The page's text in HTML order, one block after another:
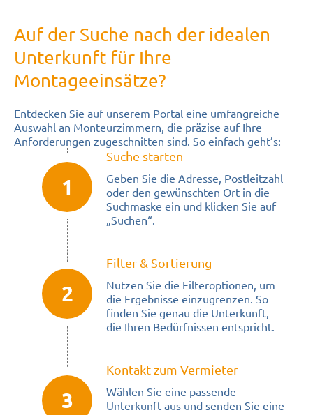
Auf der Suche nach der idealen
Unterkunft für Ihre
Montageeinsätze?
Entdecken Sie auf unserem Portal eine umfangreiche
Auswahl an Monteurzimmern, die präzise auf Ihre
Anforderungen zugeschnitten sind. So einfach geht’s:
1
Suche starten
Geben Sie die Adresse, Postleitzahl
oder den gewünschten Ort in die
Suchmaske ein und klicken Sie auf
„Suchen“.
2
Filter & Sortierung
Nutzen Sie die Filteroptionen, um
die Ergebnisse einzugrenzen. So
finden Sie genau die Unterkunft,
die Ihren Bedürfnissen entspricht.
3
Kontakt zum Vermieter
Wählen Sie eine passende
Unterkunft aus und senden Sie eine